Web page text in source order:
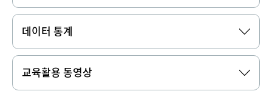
데이터 통계
교육활용 동영상